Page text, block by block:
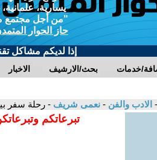
يسارية،
"من أجل مجتمع
حاز الحوار
إذا لديكم مشاكل
الاخبار بحث/الارشيف خدمات
- الادب والفن - نعمى شريف - رحلة سفر
تبرعاتكم